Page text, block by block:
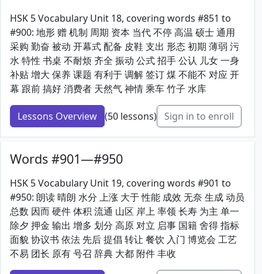
HSK 5 Vocabulary Unit 18, covering words #851 to
#900: 地形 赠 机制 周期 资本 当代 不停 高温 硕士 通用
采购 勤奋 被动 开幕式 配备 皮鞋 支出 形态 初期 薄弱 污
水 特性 书桌 不耐烦 齐全 振动 公式 招手 公认 儿女 一身
补贴 增大 保养 课题 有利于 调解 签订 煤 不能不 对应 开
幕 跟前 搞好 消费者 天然气 神情 乘车 竹子 水库
Lessons Overview (50 lessons) Sign in to enroll
Words #901—#950
HSK 5 Vocabulary Unit 19, covering words #901 to
#950: 朗读 晴朗 水分 上涨 大于 性能 成效 无奈 生成 动员
总数 因而 硬件 体积 流通 山区 岸上 率领 长寿 为主 单一
除夕 押金 输出 增多 划分 高原 对立 启事 国籍 舍得 指标
面貌 协议书 依法 先后 提倡 转让 餐饮 入门 博览会 工艺
不易 团长 原有 号召 辞典 大都 附件 丰收